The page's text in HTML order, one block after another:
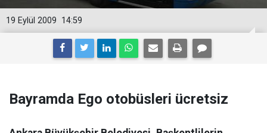
14:59
19 Eylül 2009
Bayramda Ego otobüsleri ücretsiz